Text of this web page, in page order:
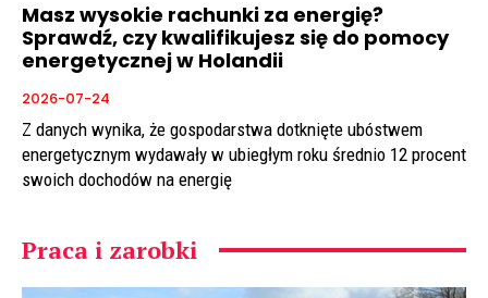
Masz wysokie rachunki za energię?
Sprawdź, czy kwalifikujesz się do pomocy
energetycznej w Holandii
2026-07-24
Z danych wynika, że gospodarstwa dotknięte ubóstwem
energetycznym wydawały w ubiegłym roku średnio 12 procent
swoich dochodów na energię
Praca i zarobki